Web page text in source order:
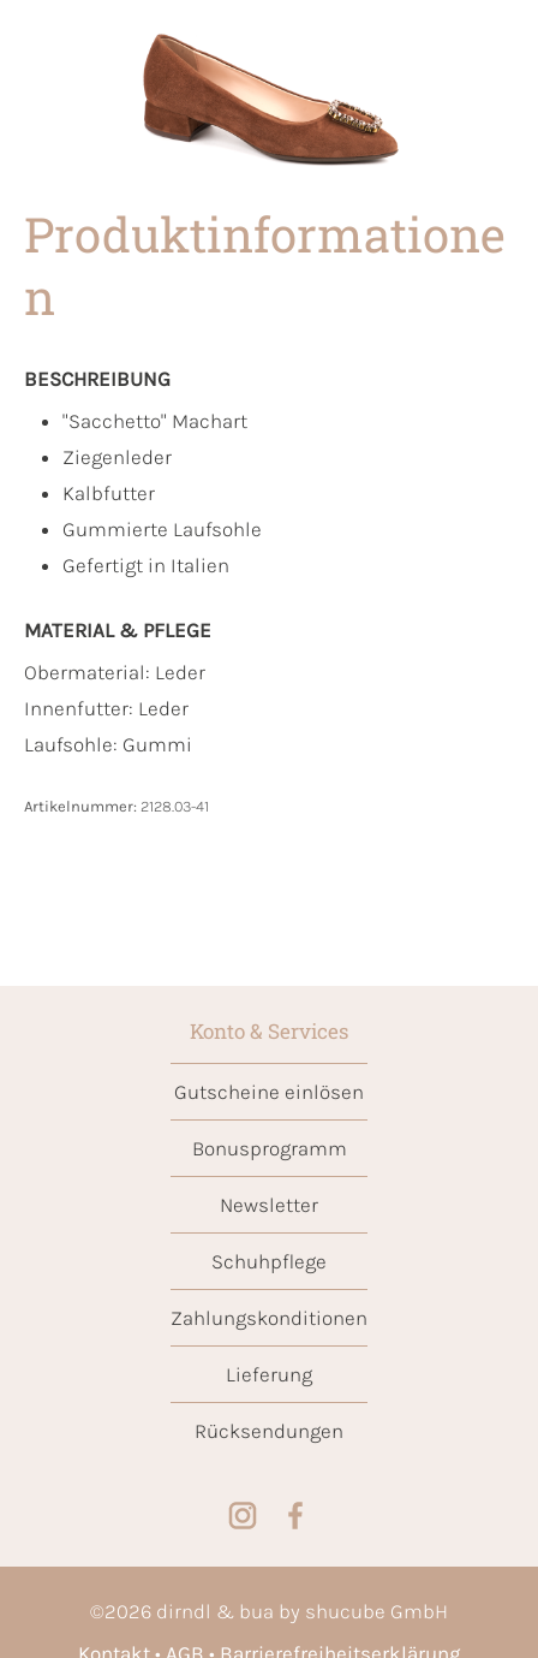
Produktinformatione
n
BESCHREIBUNG
"Sacchetto" Machart
Ziegenleder
Kalbfutter
Gummierte Laufsohle
Gefertigt in Italien
MATERIAL & PFLEGE
Obermaterial: Leder
Innenfutter: Leder
Laufsohle: Gummi
Artikelnummer: 2128.03-41
Konto & Services
Gutscheine einlösen
Bonusprogramm
Newsletter
Schuhpflege
Zahlungskonditionen
Lieferung
Rücksendungen
©2026 dirndl & bua by shucube GmbH
Kontakt
AGB Barrierefreiheitserklärung